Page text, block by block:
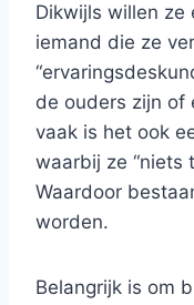
Dikwijls willen ze
iemand die ze
de ouders zijn of
vaak is het ook
waarbij ze “niets
Waardoor
worden.
Belangrijk is om